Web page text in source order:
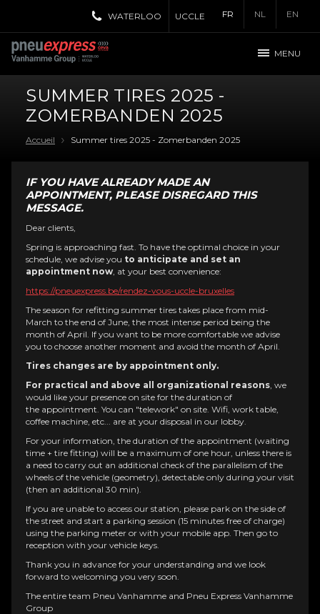
FR NL EN
WATERLOO UCCLE
MENU
SUMMER TIRES 2025 -
ZOMERBANDEN 2025
Accueil Summer tires 2025 - Zomerbanden 2025
IF YOU HAVE ALREADY MADE AN
APPOINTMENT, PLEASE DISREGARD THIS
MESSAGE.
Dear clients,
Spring is approaching fast. To have the optimal choice in your
schedule, we advise you to anticipate and set an
appointment now, at your best convenience:
https://pneuexpress.be/rendez-vous-uccle-bruxelles
The season for refitting summer tires takes place from mid-
March to the end of June, the most intense period being the
month of April. If you want to be more comfortable we advise
you to choose another moment and avoid the month of April.
Tires changes are by appointment only.
For practical and above all organizational reasons, we
would like your presence on site for the duration of
the appointment. You can "telework" on site. Wifi, work table,
coffee machine, etc... are at your disposal in our lobby.
For your information, the duration of the appointment (waiting
time + tire fitting) will be a maximum of one hour, unless there is
a need to carry out an additional check of the parallelism of the
wheels of the vehicle (geometry), detectable only during your visit
(then an additional 30 min).
If you are unable to access our station, please park on the side of
the street and start a parking session (15 minutes free of charge)
using the parking meter or with your mobile app. Then go to
reception with your vehicle keys.
Thank you in advance for your understanding and we look
forward to welcoming you very soon.
The entire team Pneu Vanhamme and Pneu Express Vanhamme
Group